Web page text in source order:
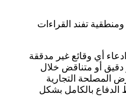
تفند القراءات
أي وقائع غير مدققة
غير دقيق أو متناقض خلال
المصلحة التجارية
بالكامل بشكل